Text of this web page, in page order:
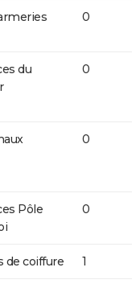
0
du
0
0
Pôle
0
de coiffure 1